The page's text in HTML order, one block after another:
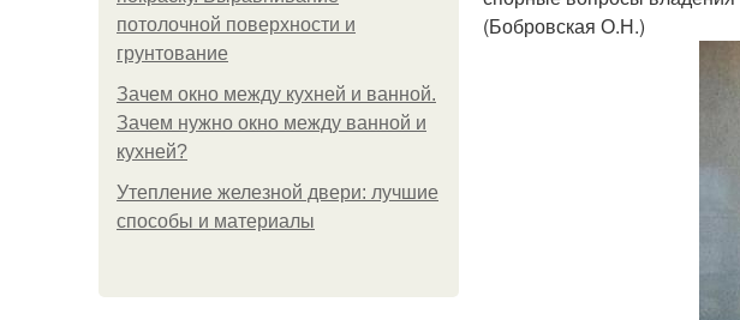
потолочной поверхности и
грунтование
Зачем окно между кухней и ванной.
Зачем нужно окно между ванной и
кухней?
Утепление железной двери: лучшие
способы и материалы
(Бобровская О.Н.)